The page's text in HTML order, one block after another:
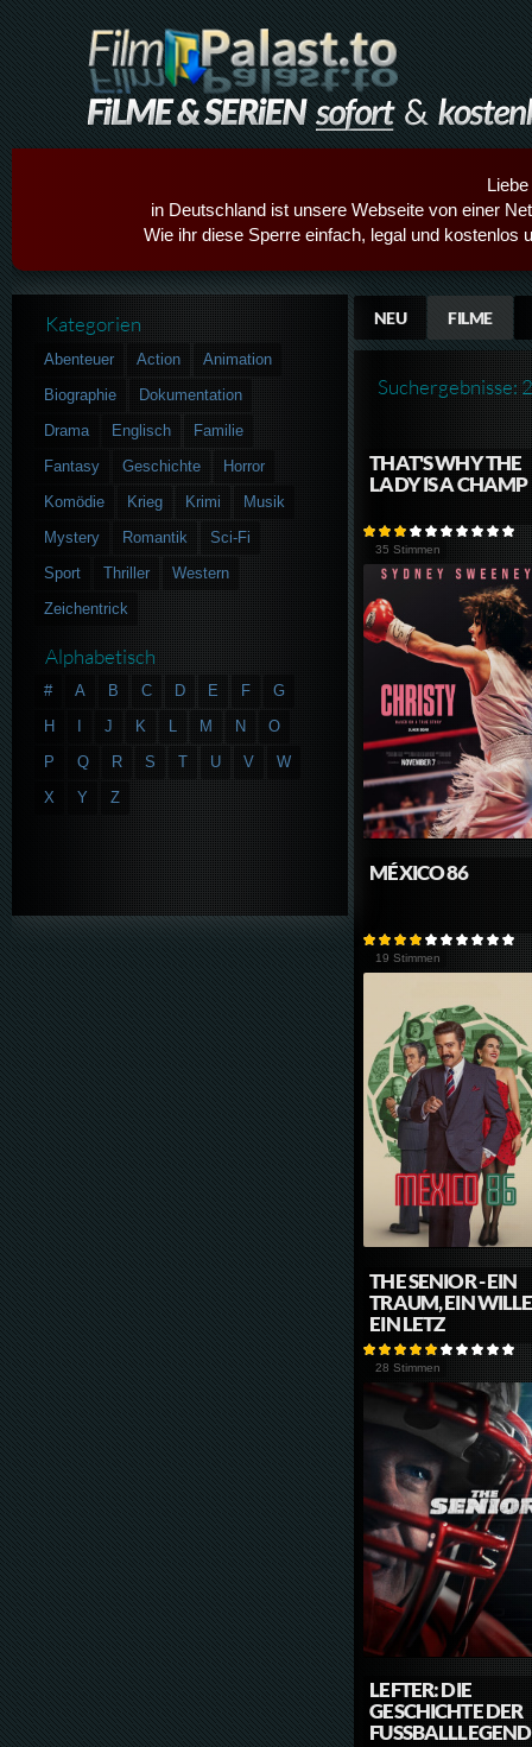
in Deutschland ist unsere Webseite von einer
Wie ihr diese Sperre einfach, legal und kostenlos
NEU FILME
Suchergebnisse:
THAT'S WHY THE
LADY IS A CHAMP
35 Stimmen
MÉXICO 86
19 Stimmen
THE SENIOR - EIN
TRAUM, EIN
EIN LETZ
28 Stimmen
LEFTER: DIE
GESCHICHTE DER
Kategorien
Abenteuer Action
Animation
Biographie
Dokumentation
Drama
Englisch
Familie
Fantasy
Geschichte
Horror
Komödie
Krieg Krimi
Musik
Mystery
Romantik
Sci-Fi
Sport
Thriller
Western
Zeichentrick
Alphabetisch
# A B C D E F
G
H
J K L M N
O
P
Q R S T U V
W
X
Y Z